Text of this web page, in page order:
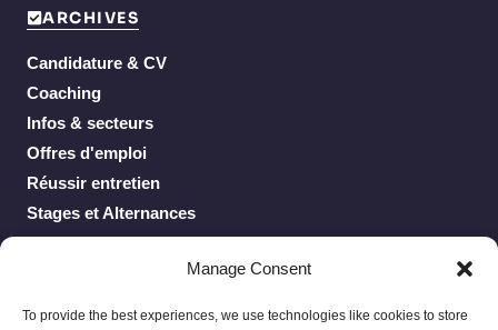
Manage Consent
To provide the best experiences, we use technologies like cookies to store
ARCHIVES
Candidature & CV
Coaching
Infos & secteurs
Offres d'emploi
Réussir entretien
Stages et Alternances
Work From Home